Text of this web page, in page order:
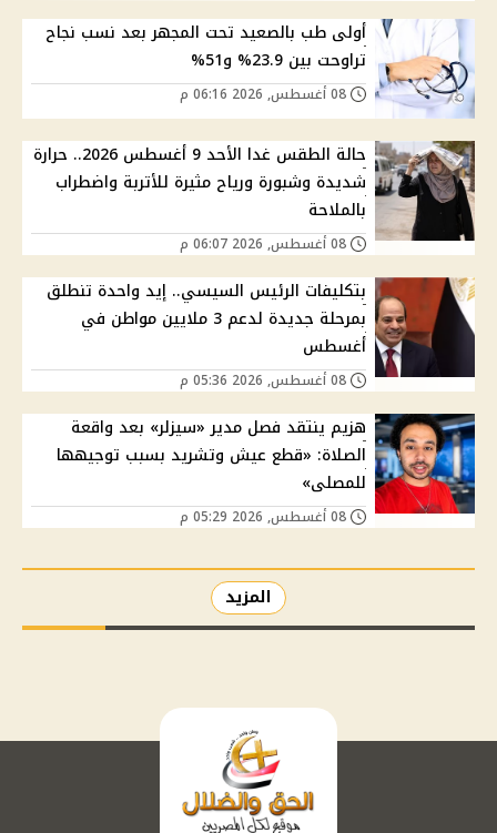
أولى طب بالصعيد تحت المجهر بعد نسب نجاح
تراوحت بين 23.9% و51%
حالة الطقس غدا الأحد 9 أغسطس 2026.. حرارة
شديدة وشبورة ورياح مثيرة للأتربة واضطراب
بالملاحة
بتكليفات الرئيس السيسي.. إيد واحدة تنطلق
بمرحلة جديدة لدعم 3 ملايين مواطن في
أغسطس
هزيم ينتقد فصل مدير «سيزلر» بعد واقعة
الصلاة: «قطع عيش وتشريد بسبب توجيهها
للمصلى»
المزيد